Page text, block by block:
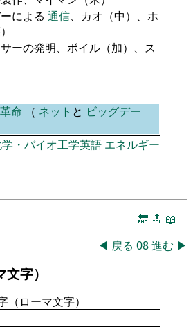
による 通信、カオ（中）、ホ
ーの発明、ボイル（加）、ス
命 （ ネット と ビッグデー
・バイオ工学英語 エネルギー
🔚 🔝 📖
◀ 戻る 08進む ▶
字）
（ローマ文字）